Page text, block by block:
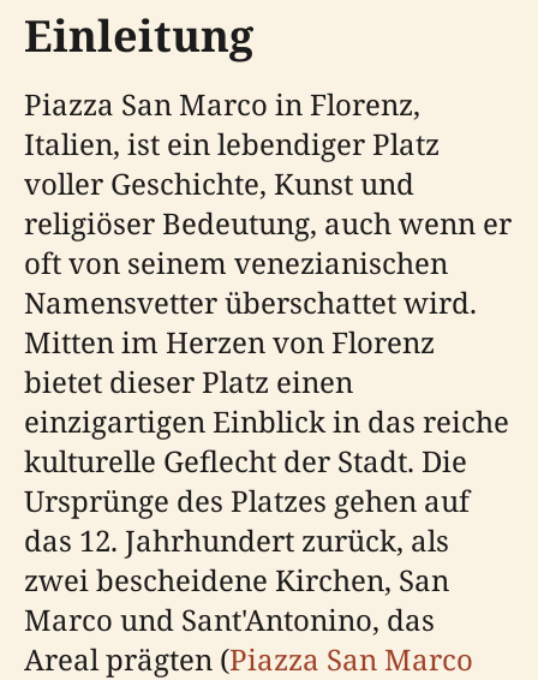
Einleitung
Piazza San Marco in Florenz,
Italien, ist ein lebendiger Platz
voller Geschichte, Kunst und
religiöser Bedeutung, auch wenn er
oft von seinem venezianischen
Namensvetter überschattet wird.
Mitten im Herzen von Florenz
bietet dieser Platz einen
einzigartigen Einblick in das reiche
kulturelle Geflecht der Stadt. Die
Ursprünge des Platzes gehen auf
das 12. Jahrhundert zurück, als
zwei bescheidene Kirchen, San
Marco und Sant'Antonino, das
Areal prägten (Piazza San Marco